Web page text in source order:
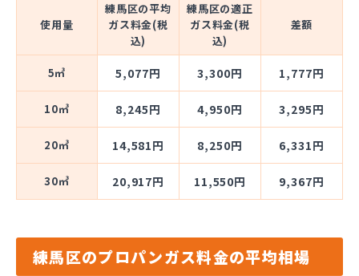
使用量
練馬区の平均
ガス料金(税
込)
練馬区の適正
ガス料金(税
込)
差額
5㎥ 5,077円 3,300円 1,777円
10㎥ 8,245円 4,950円 3,295円
20㎥ 14,581円 8,250円 6,331円
30㎥ 20,917円 11,550円 9,367円
練馬区のプロパンガス料金の平均相場